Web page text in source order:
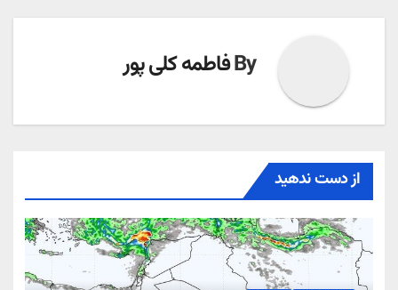
Byفاطمه کلی پور
از دست ندهید